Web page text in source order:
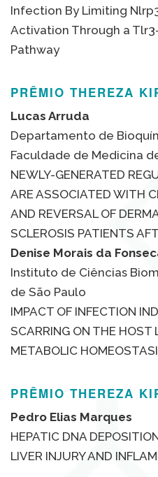
Infection By Limiting
Activation Through a
Pathway
PRÊMIO THEREZA
Lucas Arruda
Departamento de
Faculdade de Medicina
NEWLY-GENERATED
ARE ASSOCIATED WITH
AND REVERSAL OF
SCLEROSIS PATIENTS
Denise Morais da
Instituto de Ciências
de São Paulo
IMPACT OF INFECTION
SCARRING ON THE HOST
METABOLIC
PRÊMIO THEREZA
Pedro Elias Marques
HEPATIC DNA
LIVER INJURY AND